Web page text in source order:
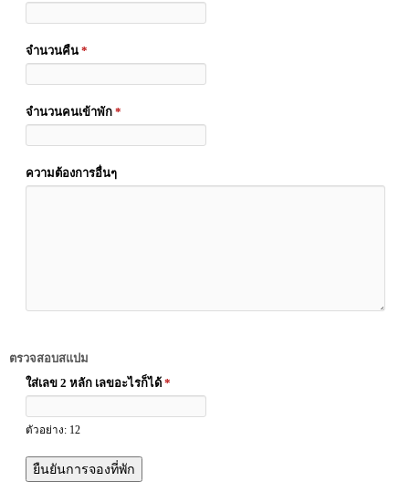
จำนวนคืน *
จำนวนคนเข้าพัก *
ความต้องการอื่นๆ
ตรวจสอบสแปม
ใส่เลข 2 หลัก เลขอะไรก็ได้ *
ตัวอย่าง: 12